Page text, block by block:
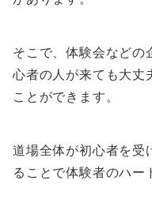
そこで、体験会などの
心者の人が来ても大丈
ことができます。
道場全体が初心者を受
ることで体験者のハー